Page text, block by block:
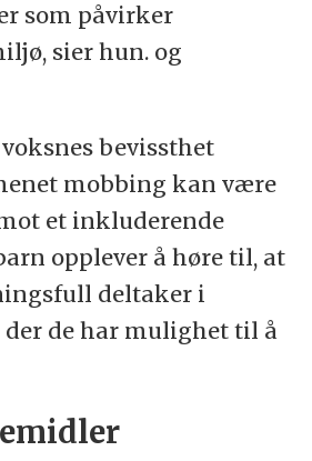
som påvirker
sier hun. og
bevissthet
mobbing kan være
et inkluderende
opplever å høre til, at
deltaker i
der de har mulighet til å